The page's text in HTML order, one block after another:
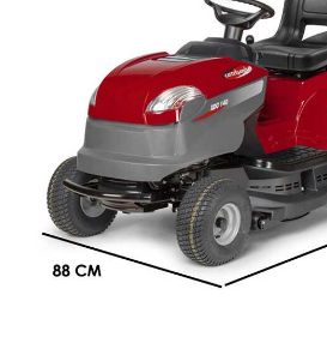
Klimaanlagen – Klimageräte
Knetmaschinen
Knochensägen
Kompressoren - elektrisch
Kompressoren für Ernte und
Kreiseleggen
Küchenreiben - elektrisch
Kükenaufzuchtboxen
EcoFlow
Edilmark
Effeuno
Einhell
Elegen
Energy Gruppi